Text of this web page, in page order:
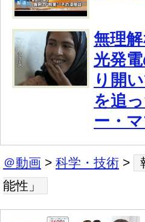
無理
光発
り開
を追
ー・マ
＠動画 > 科学・技術 >
能性」